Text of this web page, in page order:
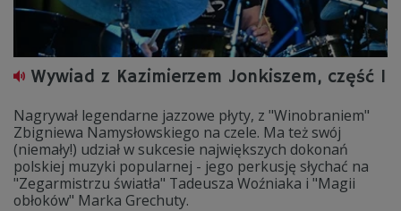
Wywiad z Kazimierzem Jonkiszem, część I
Nagrywał legendarne jazzowe płyty, z "Winobraniem"
Zbigniewa Namysłowskiego na czele. Ma też swój
(niemały!) udział w sukcesie największych dokonań
polskiej muzyki popularnej - jego perkusję słychać na
"Zegarmistrzu światła" Tadeusza Woźniaka i "Magii
obłoków" Marka Grechuty.